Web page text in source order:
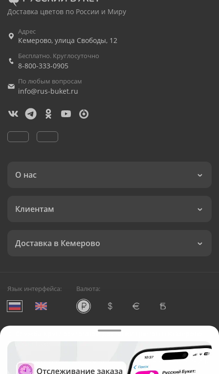
Доставка цветов по России и Миру
Адрес
Кемерово, улица Свободы, 12
Бесплатно. Круглосуточно
8-800-333-0905
По любым вопросам
info@rus-buket.ru
О нас
Клиентам
Доставка в Кемерово
Язык интерфейса: Валюта:
Служба круглосуточной доставки цветов в Кемерово
Русский Букет, 2026
Общество с ограниченной ответственностью «Технология»
ОГРН: 1195476081745, ИНН: 5410081997